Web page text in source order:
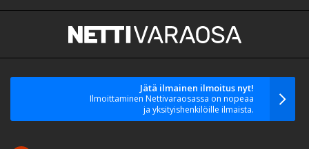
Jätä ilmainen ilmoitus nyt!
Ilmoittaminen Nettivaraosassa on nopeaa
ja yksityishenkilöille ilmaista.